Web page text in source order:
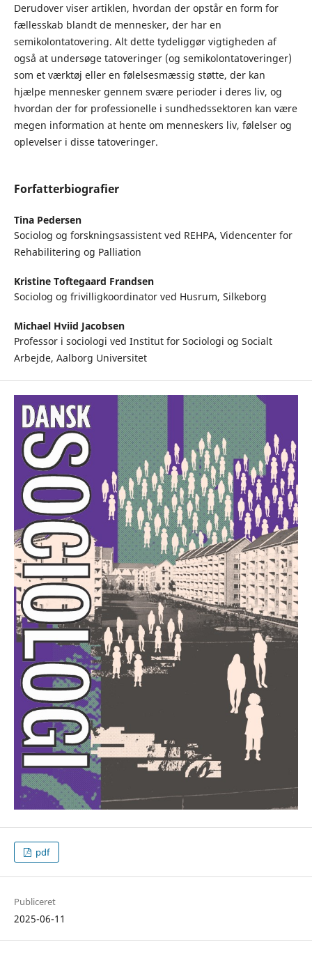
Derudover viser artiklen, hvordan der opstår en form for
fællesskab blandt de mennesker, der har en
semikolontatovering. Alt dette tydeliggør vigtigheden af
også at undersøge tatoveringer (og semikolontatoveringer)
som et værktøj eller en følelsesmæssig støtte, der kan
hjælpe mennesker gennem svære perioder i deres liv, og
hvordan der for professionelle i sundhedssektoren kan være
megen information at hente om menneskers liv, følelser og
oplevelser i disse tatoveringer.
Forfatterbiografier
Tina Pedersen
Sociolog og forskningsassistent ved REHPA, Videncenter for
Rehabilitering og Palliation
Kristine Toftegaard Frandsen
Sociolog og frivilligkoordinator ved Husrum, Silkeborg
Michael Hviid Jacobsen
Professor i sociologi ved Institut for Sociologi og Socialt
Arbejde, Aalborg Universitet
pdf
Publiceret
2025-06-11